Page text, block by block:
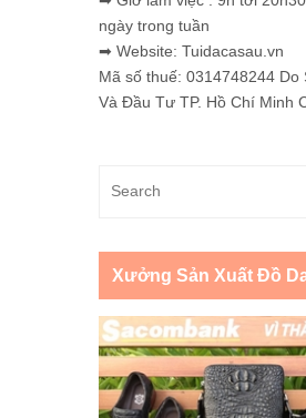
ngày trong tuần
➡ Website: Tuidacasau.vn
Mã số thuế: 0314748244 Do
Và Đầu Tư TP. Hồ Chí Minh
Xưởng Sản Xuất Đồ